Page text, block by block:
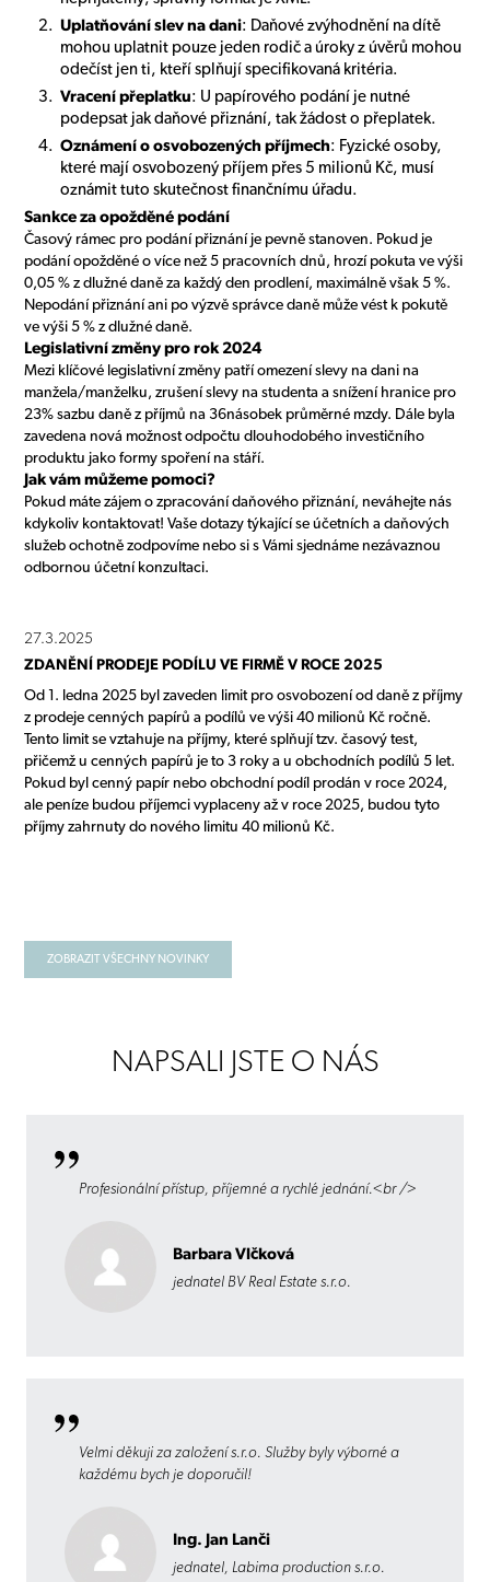
Uplatňování slev na dani: Daňové zvýhodnění na dítě
mohou uplatnit pouze jeden rodič a úroky z úvěrů mohou
odečíst jen ti, kteří splňují specifikovaná kritéria.
Vracení přeplatku: U papírového podání je nutné
podepsat jak daňové přiznání, tak žádost o přeplatek.
Oznámení o osvobozených příjmech: Fyzické osoby,
které mají osvobozený příjem přes 5 milionů Kč, musí
oznámit tuto skutečnost finančnímu úřadu.
Sankce za opožděné podání
Časový rámec pro podání přiznání je pevně stanoven. Pokud je
podání opožděné o více než 5 pracovních dnů, hrozí pokuta ve výši
0,05 % z dlužné daně za každý den prodlení, maximálně však 5 %.
Nepodání přiznání ani po výzvě správce daně může vést k pokutě
ve výši 5 % z dlužné daně.
Legislativní změny pro rok 2024
Mezi klíčové legislativní změny patří omezení slevy na dani na
manžela/manželku, zrušení slevy na studenta a snížení hranice pro
23% sazbu daně z příjmů na 36násobek průměrné mzdy. Dále byla
zavedena nová možnost odpočtu dlouhodobého investičního
produktu jako formy spoření na stáří.
Jak vám můžeme pomoci?
Pokud máte zájem o zpracování daňového přiznání, neváhejte nás
kdykoliv kontaktovat! Vaše dotazy týkající se účetních a daňových
služeb ochotně zodpovíme nebo si s Vámi sjednáme nezávaznou
odbornou účetní konzultaci.
27.3.2025
ZDANĚNÍ PRODEJE PODÍLU VE FIRMĚ V ROCE 2025
Od 1. ledna 2025 byl zaveden limit pro osvobození od daně z příjmy
z prodeje cenných papírů a podílů ve výši 40 milionů Kč ročně.
Tento limit se vztahuje na příjmy, které splňují tzv. časový test,
přičemž u cenných papírů je to 3 roky a u obchodních podílů 5 let.
Pokud byl cenný papír nebo obchodní podíl prodán v roce 2024,
ale peníze budou příjemci vyplaceny až v roce 2025, budou tyto
příjmy zahrnuty do nového limitu 40 milionů Kč.
ZOBRAZIT VŠECHNY NOVINKY
NAPSALI JSTE O NÁS
Profesionální přístup, příjemné a rychlé jednání.<br />
Barbara Vlčková
jednatel BV Real Estate s.r.o.
Velmi děkuji za založení s.r.o. Služby byly výborné a
každému bych je doporučil!
Ing. Jan Lanči
jednatel, Labima production s.r.o.